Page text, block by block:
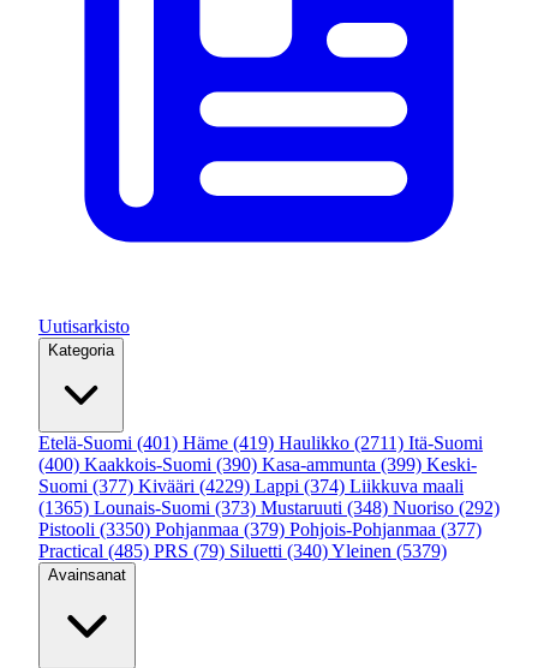
Uutisarkisto
Kategoria
Etelä-Suomi (401) Häme (419) Haulikko (2711) Itä-Suomi
(400) Kaakkois-Suomi (390) Kasa-ammunta (399) Keski-
Suomi (377) Kivääri (4229) Lappi (374) Liikkuva maali
(1365) Lounais-Suomi (373) Mustaruuti (348) Nuoriso (292)
Pistooli (3350) Pohjanmaa (379) Pohjois-Pohjanmaa (377)
Practical (485) PRS (79) Siluetti (340)Yleinen (5379)
Avainsanat